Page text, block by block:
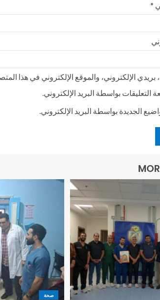
*
الإلكتروني، والموقع الإلكتروني في هذا
التعليقات بواسطة البريد الإلكتروني.
الجديدة بواسطة البريد الإلكتروني.
صحة